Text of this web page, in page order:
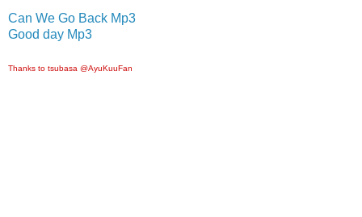
Can We Go Back Mp3
Good day Mp3
Thanks to tsubasa @AyuKuuFan